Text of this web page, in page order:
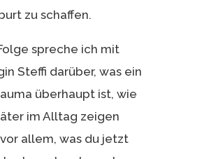
zu schaffen.
spreche ich mit
Steffi darüber, was ein
überhaupt ist, wie
im Alltag zeigen
allem, was du jetzt